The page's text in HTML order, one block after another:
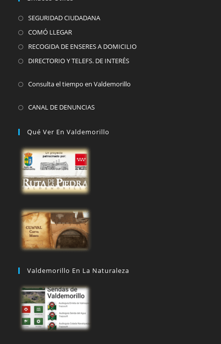
SEGURIDAD CIUDADANA
COMÓ LLEGAR
RECOGIDA DE ENSERES A DOMICILIO
DIRECTORIO Y TELEFS. DE INTERÉS
Consulta el tiempo en Valdemorillo
CANAL DE DENUNCIAS
Qué Ver En Valdemorillo
Valdemorillo En La Naturaleza